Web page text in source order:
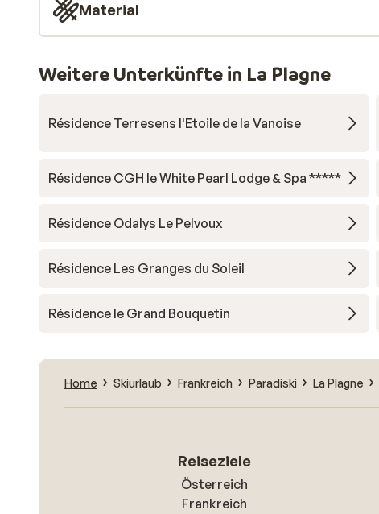
Material
Weitere Unterkünfte in La Plagne
Résidence Terresens l'Etoile de la Vanoise
Résidence CGH le White Pearl Lodge & Spa *****
Résidence Odalys Le Pelvoux
Résidence Les Granges du Soleil
Résidence le Grand Bouquetin
Home Skiurlaub Frankreich Paradiski La Plagne
Reiseziele
Österreich
Frankreich